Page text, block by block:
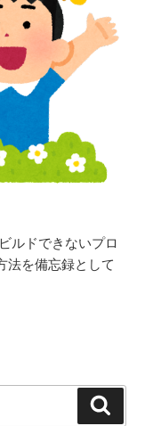
ルドできないプロ
法を備忘録として